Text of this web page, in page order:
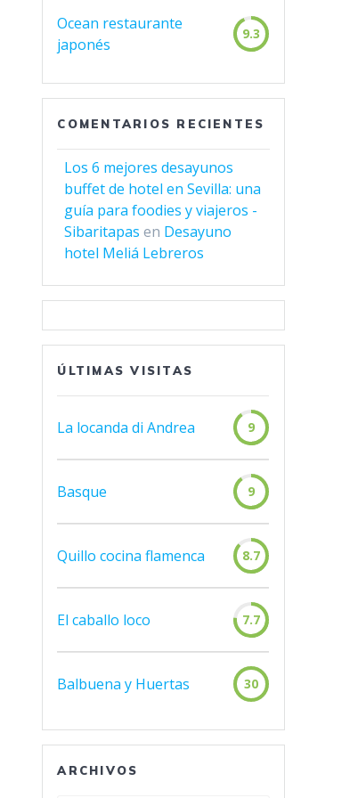
Ocean restaurante
japonés
9.3
COMENTARIOS RECIENTES
Los 6 mejores desayunos
buffet de hotel en Sevilla: una
guía para foodies y viajeros -
Sibaritapas en Desayuno
hotel Meliá Lebreros
ÚLTIMAS VISITAS
La locanda di Andrea 9
Basque 9
Quillo cocina flamenca 8.7
El caballo loco 7.7
Balbuena y Huertas 30
ARCHIVOS